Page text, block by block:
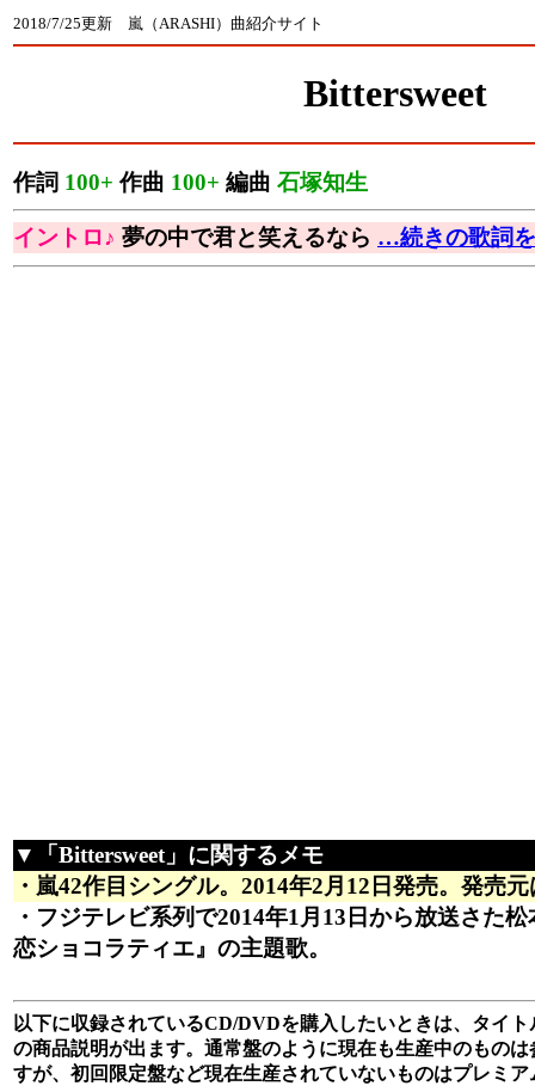
2018/7/25更新 嵐（ARASHI）曲紹介サイト
Bittersweet
作詞 100+ 作曲 100+ 編曲 石塚知生
イントロ♪ 夢の中で君と笑えるなら …続きの歌詞
▼「Bittersweet」に関するメモ
・嵐42作目シングル。2014年2月12日発売。発売
・フジテレビ系列で2014年1月13日から放送さた
恋ショコラティエ』の主題歌。
以下に収録されているCD/DVDを購入したいときは、タイ
の商品説明が出ます。通常盤のように現在も生産中のもの
すが、初回限定盤など現在生産されていないものはプレミ